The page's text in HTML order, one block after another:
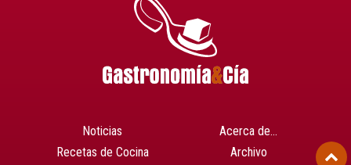
Noticias
Recetas de Cocina
Acerca de…
Archivo